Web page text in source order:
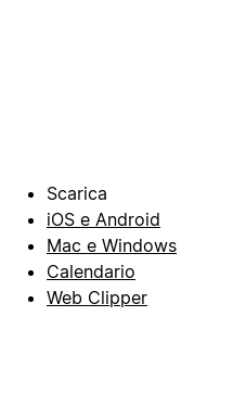
Scarica
iOS e Android
Mac e Windows
Calendario
Web Clipper